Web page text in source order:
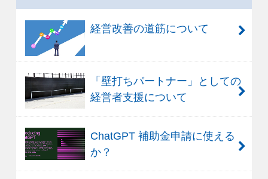
経営改善の道筋について
「壁打ちパートナー」としての
経営者支援について
ChatGPT 補助金申請に使える
か？